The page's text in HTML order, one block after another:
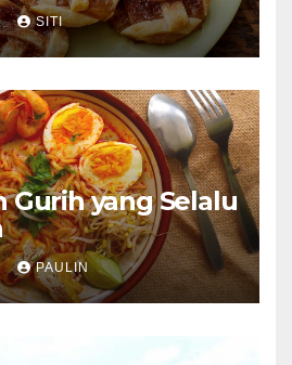
SITI
Gurih yang Selalu
PAULIN